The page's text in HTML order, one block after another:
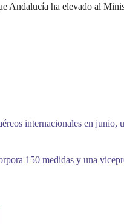
Andalucía ha elevado al
internacionales en junio,
150 medidas y una